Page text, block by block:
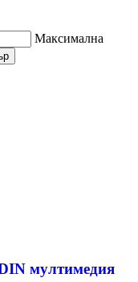
Максимална
мултимедия